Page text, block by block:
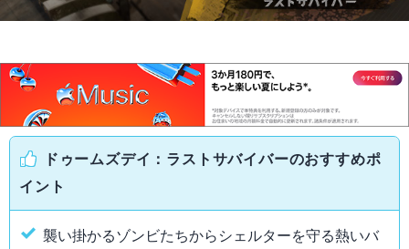
ドゥームズデイ：ラストサバイバーのおすすめポ
イント
襲い掛かるゾンビたちからシェルターを守る熱いバ